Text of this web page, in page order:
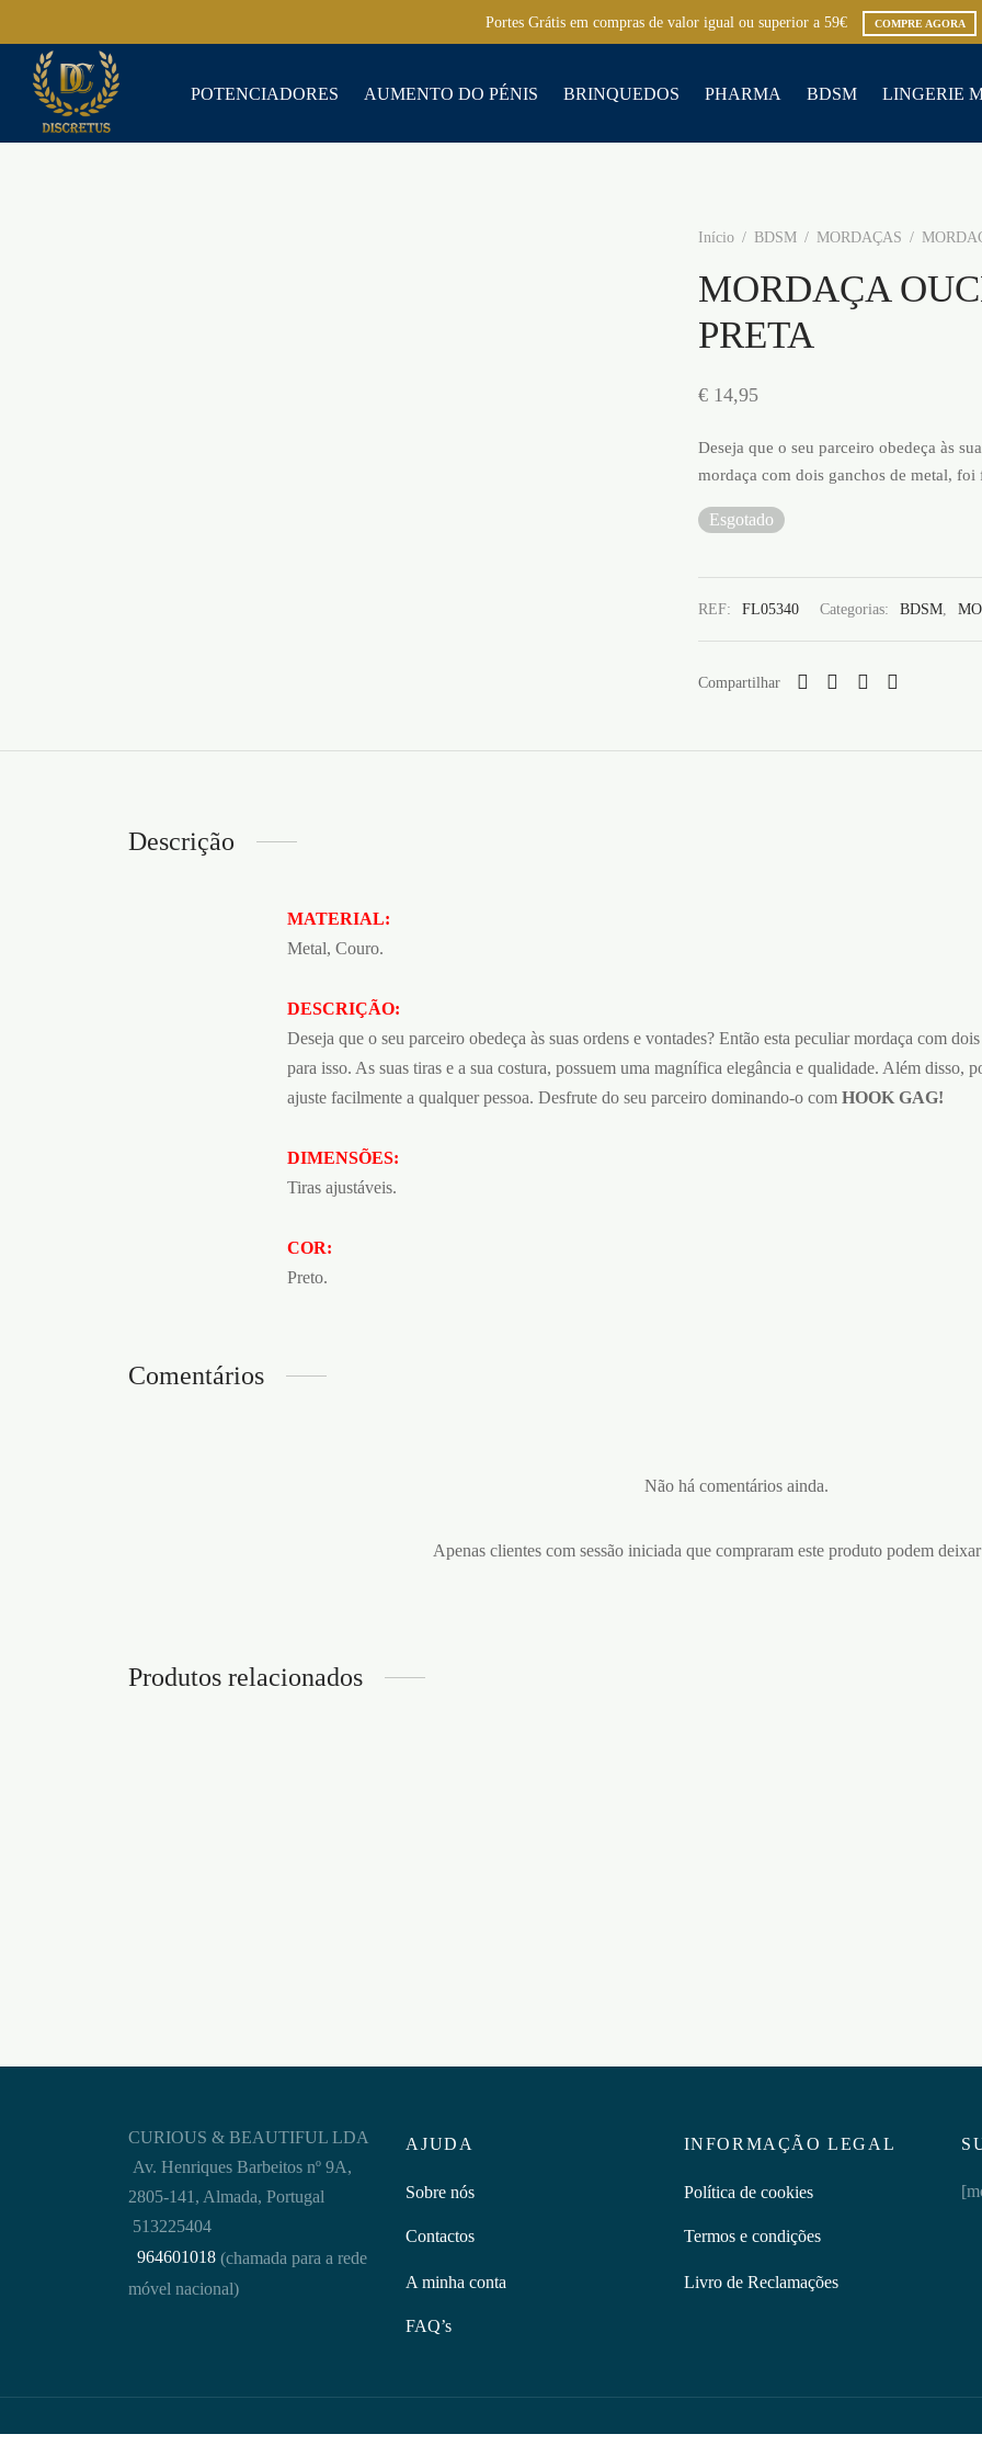
Portes Grátis em compras de valor igual ou superior a 59€ COMPRE AGORA
POTENCIADORES AUMENTO DO PÉNIS BRINQUEDOS PHARMA BDSM LINGERIE
Início / BDSM / MORDAÇAS /
MORDAÇA
PRETA
€ 14,95
Deseja que o seu parceiro obedeça às
mordaça com dois ganchos de metal, foi
Esgotado
REF: FL05340 Categorias: BDSM,
Compartilhar
Descrição
MATERIAL:
Metal, Couro.
DESCRIÇÃO:
Deseja que o seu parceiro obedeça às suas ordens e vontades? Então esta peculiar mordaça com
para isso. As suas tiras e a sua costura, possuem uma magnífica elegância e qualidade. Além disso,
ajuste facilmente a qualquer pessoa. Desfrute do seu parceiro dominando-o com HOOK GAG!
DIMENSÕES:
Tiras ajustáveis.
COR:
Preto.
Comentários
Não há comentários ainda.
Apenas clientes com sessão iniciada que compraram este produto podem
Produtos relacionados
AJUDA
Sobre nós
Contactos
A minha conta
FAQ’s
INFORMAÇÃO LEGAL
Política de cookies
Termos e condições
Livro de Reclamações
CURIOUS & BEAUTIFUL LDA
Av. Henriques Barbeitos nº 9A,
2805-141, Almada, Portugal
513225404
964601018 (chamada para a rede
móvel nacional)